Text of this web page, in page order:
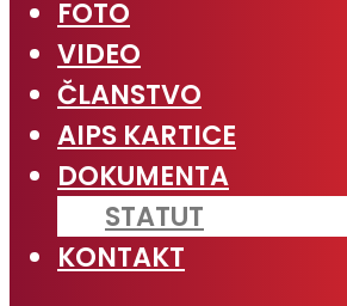
FOTO
VIDEO
ČLANSTVO
AIPS KARTICE
DOKUMENTA
STATUT
KONTAKT